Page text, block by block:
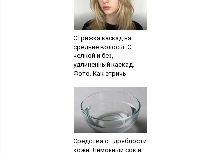
Стрижка каскад на
средние волосы. С
челкой и без,
удлиненный каскад.
Фото. Как стричь
Средства от дряблости
кожи. Лимонный сок и